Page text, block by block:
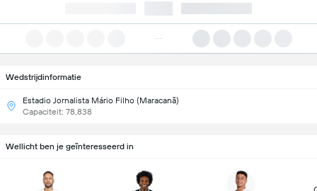
Wedstrijdinformatie
Estadio Jornalista Mário Filho (Maracanã)
Capaciteit: 78,838
Wellicht ben je geïnteresseerd in